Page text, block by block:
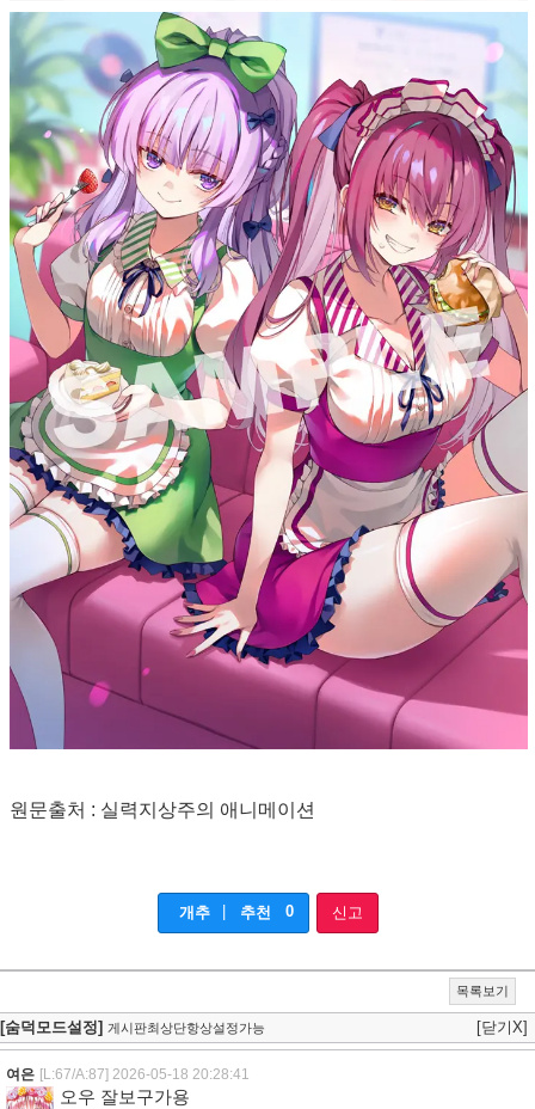
원문출처 : 실력지상주의 애니메이션
개추 추천 0 신고
목록보기
[숨덕모드설정] 게시판최상단항상설정가능 [닫기X]
여은 [L:67/A:87] 2026-05-18 20:28:41
오우 잘보구가용